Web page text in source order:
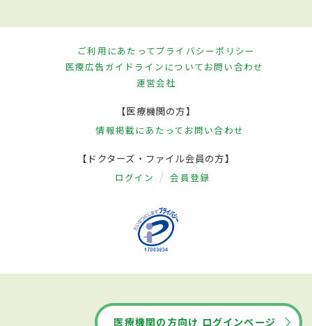
ご利用にあたってプライバシーポリシー
医療広告ガイドラインについてお問い合わせ
運営会社
【医療機関の方】
情報掲載にあたって お問い合わせ
【ドクターズ・ファイル会員の方】
ログイン 会員登録
医療機関の方向け ログインページ